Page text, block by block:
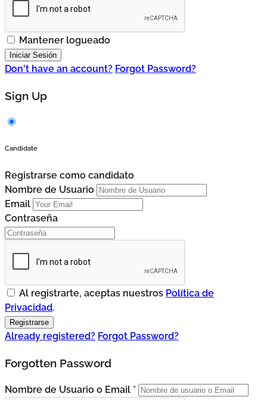
Mantener logueado
Don't have an account? Forgot Password?
Sign Up
Candidate
Registrarse como candidato
Nombre de Usuario
Email
Contraseña
Al registrarte, aceptas nuestros Política de
Privacidad.
Already registered? Forgot Password?
Forgotten Password
Nombre de Usuario o Email *